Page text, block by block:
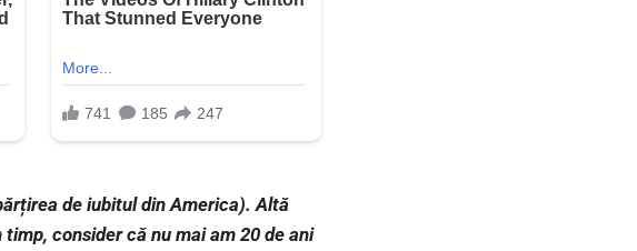
de iubitul din America). Altă
consider că nu mai am 20 de ani